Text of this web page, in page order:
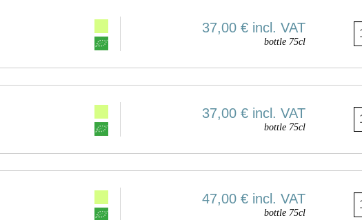
37,00 € incl. VAT
bottle 75cl
37,00 € incl. VAT
bottle 75cl
47,00 € incl. VAT
bottle 75cl